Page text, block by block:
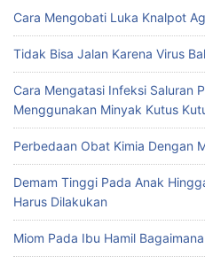
Cara Mengobati Luka Knalpot
Tidak Bisa Jalan Karena Virus
Cara Mengatasi Infeksi Saluran
Menggunakan Minyak Kutus
Perbedaan Obat Kimia Dengan
Demam Tinggi Pada Anak
Harus Dilakukan
Miom Pada Ibu Hamil